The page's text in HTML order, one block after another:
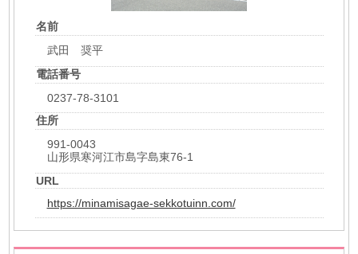
名前
武田 奨平
電話番号
0237-78-3101
住所
991-0043
山形県寒河江市島字島東76-1
URL
https://minamisagae-sekkotuinn.com/